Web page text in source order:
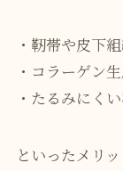
・靭帯や皮下
・コラーゲン
・たるみにく
といったメリ